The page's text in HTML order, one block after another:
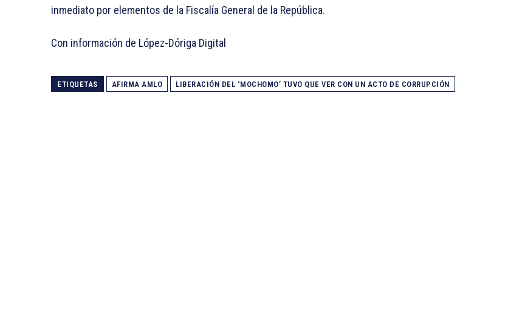
inmediato por elementos de la Fiscalía General de la República.
Con información de López-Dóriga Digital
ETIQUETAS AFIRMA AMLO LIBERACIÓN DEL ‘MOCHOMO’ TUVO QUE VER CON UN ACTO DE CORRUPCIÓN